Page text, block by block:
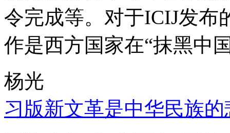
令完成等。对于ICIJ发布
作是西方国家在“抹黑中
杨光
习版新文革是中华民族的